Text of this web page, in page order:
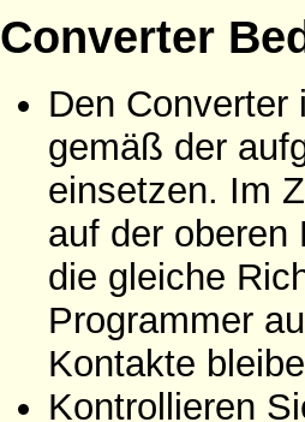
Converter
Den
gemäß der
einsetzen. Im
auf der
die gleiche
Programmer
Kontakte
Kontrollieren